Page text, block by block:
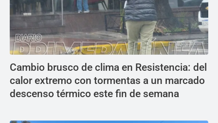
Cambio brusco de clima en Resistencia: del
calor extremo con tormentas a un marcado
descenso térmico este fin de semana